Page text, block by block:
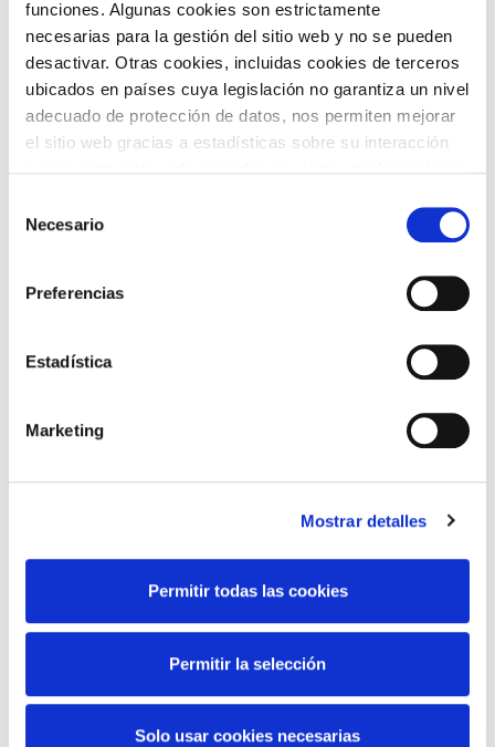
funciones. Algunas cookies son estrictamente
necesarias para la gestión del sitio web y no se pueden
desactivar. Otras cookies, incluidas cookies de terceros
ubicados en países cuya legislación no garantiza un nivel
adecuado de protección de datos, nos permiten mejorar
el sitio web gracias a estadísticas sobre su interacción
el uso que haga del sitio web con nuestros partners de
información que les haya proporcionado o que hayan
recopilado a partir del uso que haya hecho de sus
preferencias.
Necesario
Preferencias
Estadística
Marketing
Mostrar detalles
Permitir todas las cookies
Permitir la selección
Solo usar cookies necesarias
TEMÁTICAS
MÚSICA TEATRO
Agosto2026
29 30 31